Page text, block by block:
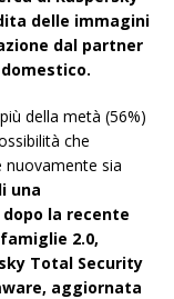
delle immagini
dal partner
della metà (56%)
che
nuovamente sia
una
la recente
2.0,
Total Security
aggiornata